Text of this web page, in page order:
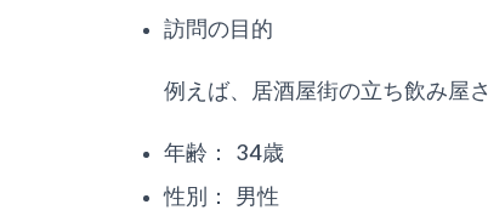
訪問の目的
例えば、居酒屋街の立ち飲み屋
年齢： 34歳
性別： 男性